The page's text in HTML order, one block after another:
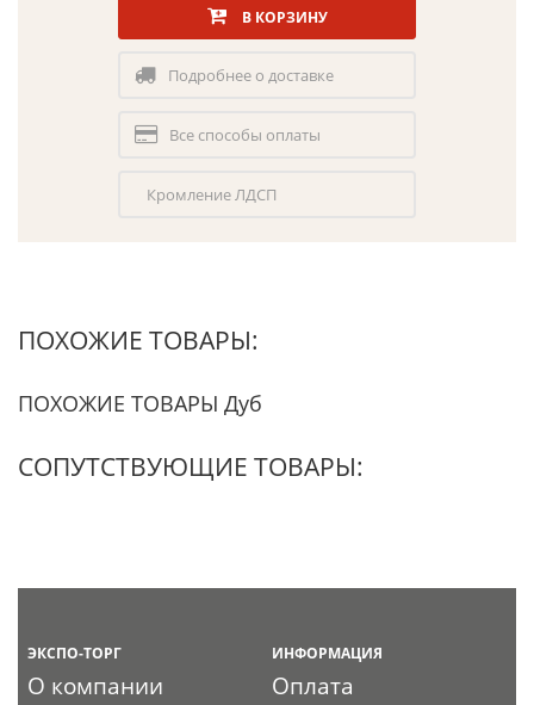
В КОРЗИНУ
Подробнее о доставке
Все способы оплаты
Кромление ЛДСП
ПОХОЖИЕ ТОВАРЫ:
ПОХОЖИЕ ТОВАРЫ Дуб
СОПУТСТВУЮЩИЕ ТОВАРЫ:
ЭКСПО-ТОРГ
О компании
ИНФОРМАЦИЯ
Оплата